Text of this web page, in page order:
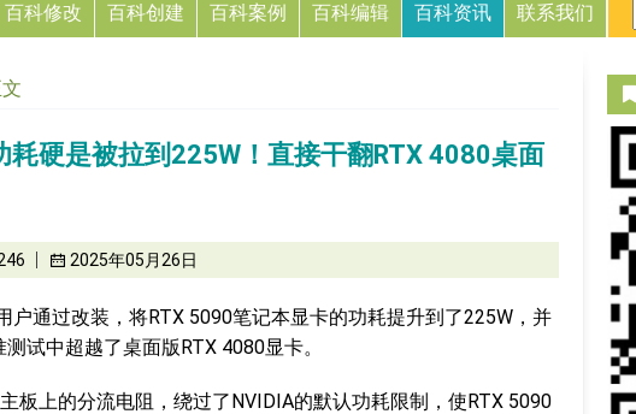
百科修改 百科创建 百科案例 百科编辑 百科资讯 联系我们
耗硬是被拉到225W！直接干翻RTX 4080桌面
2025年05月26日
户通过改装，将RTX 5090笔记本显卡的功耗提升到了225W，并
试中超越了桌面版RTX 4080显卡。
板上的分流电阻，绕过了NVIDIA的默认功耗限制，使RTX 5090